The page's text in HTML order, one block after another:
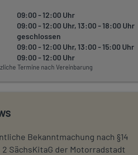
09:00 - 12:00 Uhr
09:00 - 12:00 Uhr, 13:00 - 18:00 Uhr
geschlossen
09:00 - 12:00 Uhr, 13:00 - 15:00 Uhr
09:00 - 12:00 Uhr
Termine nach Vereinbarung
Bekanntmachung nach §14
2 SächsKitaG der Motorradstadt